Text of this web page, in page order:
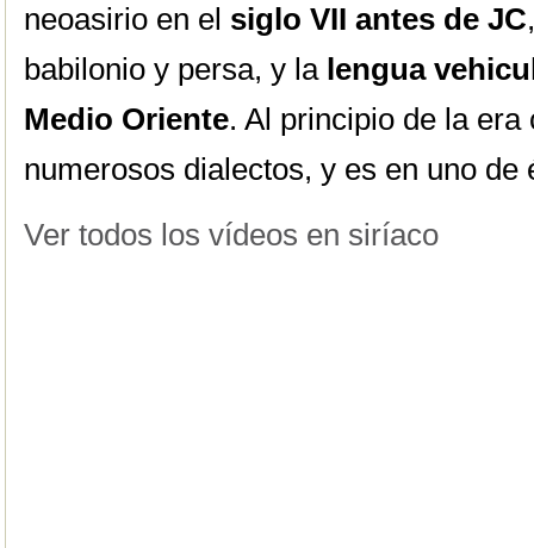
neoasirio en el siglo VII antes de JC
babilonio y persa, y la lengua
Medio Oriente. Al principio de la
numerosos dialectos, y es en uno
Ver todos los vídeos en siríaco